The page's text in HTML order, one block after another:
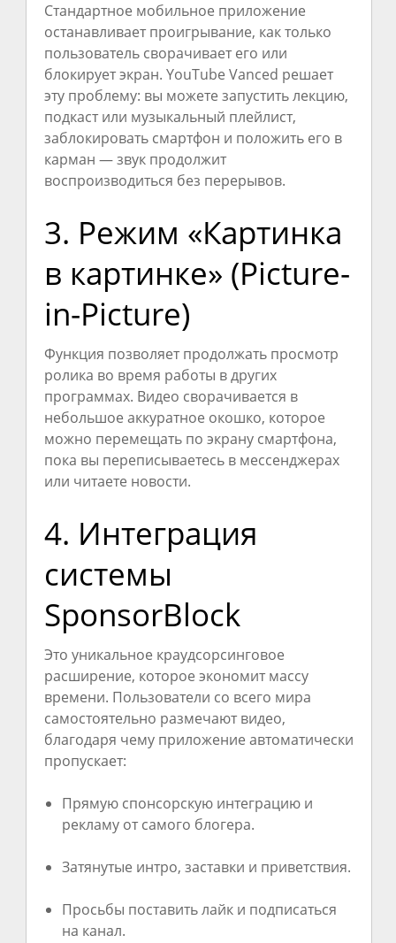
Стандартное мобильное приложение
останавливает проигрывание, как только
пользователь сворачивает его или
блокирует экран. YouTube Vanced решает
эту проблему: вы можете запустить лекцию,
подкаст или музыкальный плейлист,
заблокировать смартфон и положить его в
карман — звук продолжит
воспроизводиться без перерывов.
3. Режим «Картинка
в картинке» (Picture-
in-Picture)
Функция позволяет продолжать просмотр
ролика во время работы в других
программах. Видео сворачивается в
небольшое аккуратное окошко, которое
можно перемещать по экрану смартфона,
пока вы переписываетесь в мессенджерах
или читаете новости.
4. Интеграция
системы
SponsorBlock
Это уникальное краудсорсинговое
расширение, которое экономит массу
времени. Пользователи со всего мира
самостоятельно размечают видео,
благодаря чему приложение автоматически
пропускает:
Прямую спонсорскую интеграцию и
рекламу от самого блогера.
Затянутые интро, заставки и приветствия.
Просьбы поставить лайк и подписаться
на канал.